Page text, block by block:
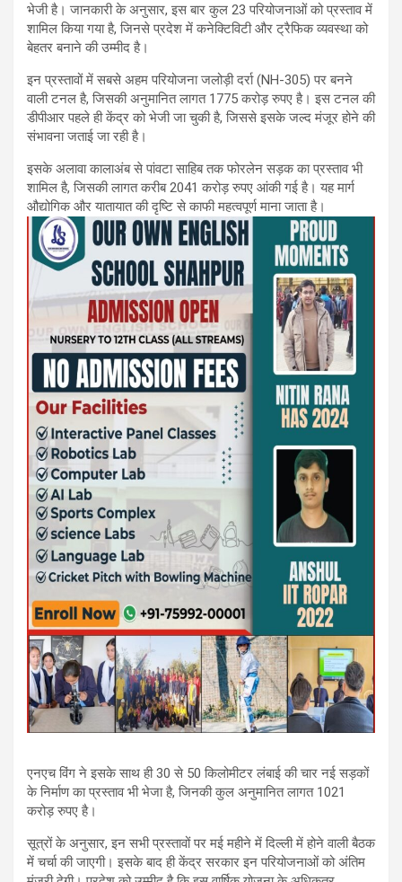
भेजी है। जानकारी के अनुसार, इस बार कुल 23 परियोजनाओं को प्रस्ताव में
शामिल किया गया है, जिनसे प्रदेश में कनेक्टिविटी और ट्रैफिक व्यवस्था को
बेहतर बनाने की उम्मीद है।
इन प्रस्तावों में सबसे अहम परियोजना जलोड़ी दर्रा (NH-305) पर बनने
वाली टनल है, जिसकी अनुमानित लागत 1775 करोड़ रुपए है। इस टनल की
डीपीआर पहले ही केंद्र को भेजी जा चुकी है, जिससे इसके जल्द मंजूर होने की
संभावना जताई जा रही है।
इसके अलावा कालाअंब से पांवटा साहिब तक फोरलेन सड़क का प्रस्ताव भी
शामिल है, जिसकी लागत करीब 2041 करोड़ रुपए आंकी गई है। यह मार्ग
औद्योगिक और यातायात की दृष्टि से काफी महत्वपूर्ण माना जाता है।
एनएच विंग ने इसके साथ ही 30 से 50 किलोमीटर लंबाई की चार नई सड़कों
के निर्माण का प्रस्ताव भी भेजा है, जिनकी कुल अनुमानित लागत 1021
करोड़ रुपए है।
सूत्रों के अनुसार, इन सभी प्रस्तावों पर मई महीने में दिल्ली में होने वाली बैठक
में चर्चा की जाएगी। इसके बाद ही केंद्र सरकार इन परियोजनाओं को अंतिम